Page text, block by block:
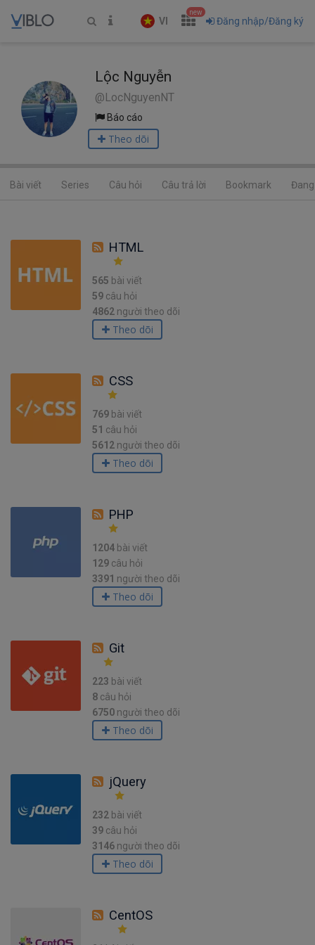
VI
new
Đăng nhập/Đăng ký
Lộc Nguyễn
@LocNguyenNT
Báo cáo
Theo dõi
Bài viết Series Câu hỏi Câu trả lời Bookmark
HTML
565 bài viết
59 câu hỏi
4862 người theo dõi
Theo dõi
CSS
769 bài viết
51 câu hỏi
5612 người theo dõi
Theo dõi
PHP
1204 bài viết
129 câu hỏi
3391 người theo dõi
Theo dõi
Git
223 bài viết
8 câu hỏi
6750 người theo dõi
Theo dõi
jQuery
232 bài viết
39 câu hỏi
3146 người theo dõi
Theo dõi
CentOS